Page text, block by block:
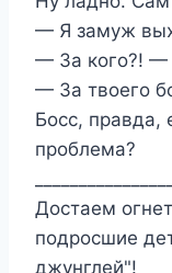
— Я замуж
— За кого?! —
— За твоего
Босс, правда,
проблема?
Достаем
подросшие
джунглей"!